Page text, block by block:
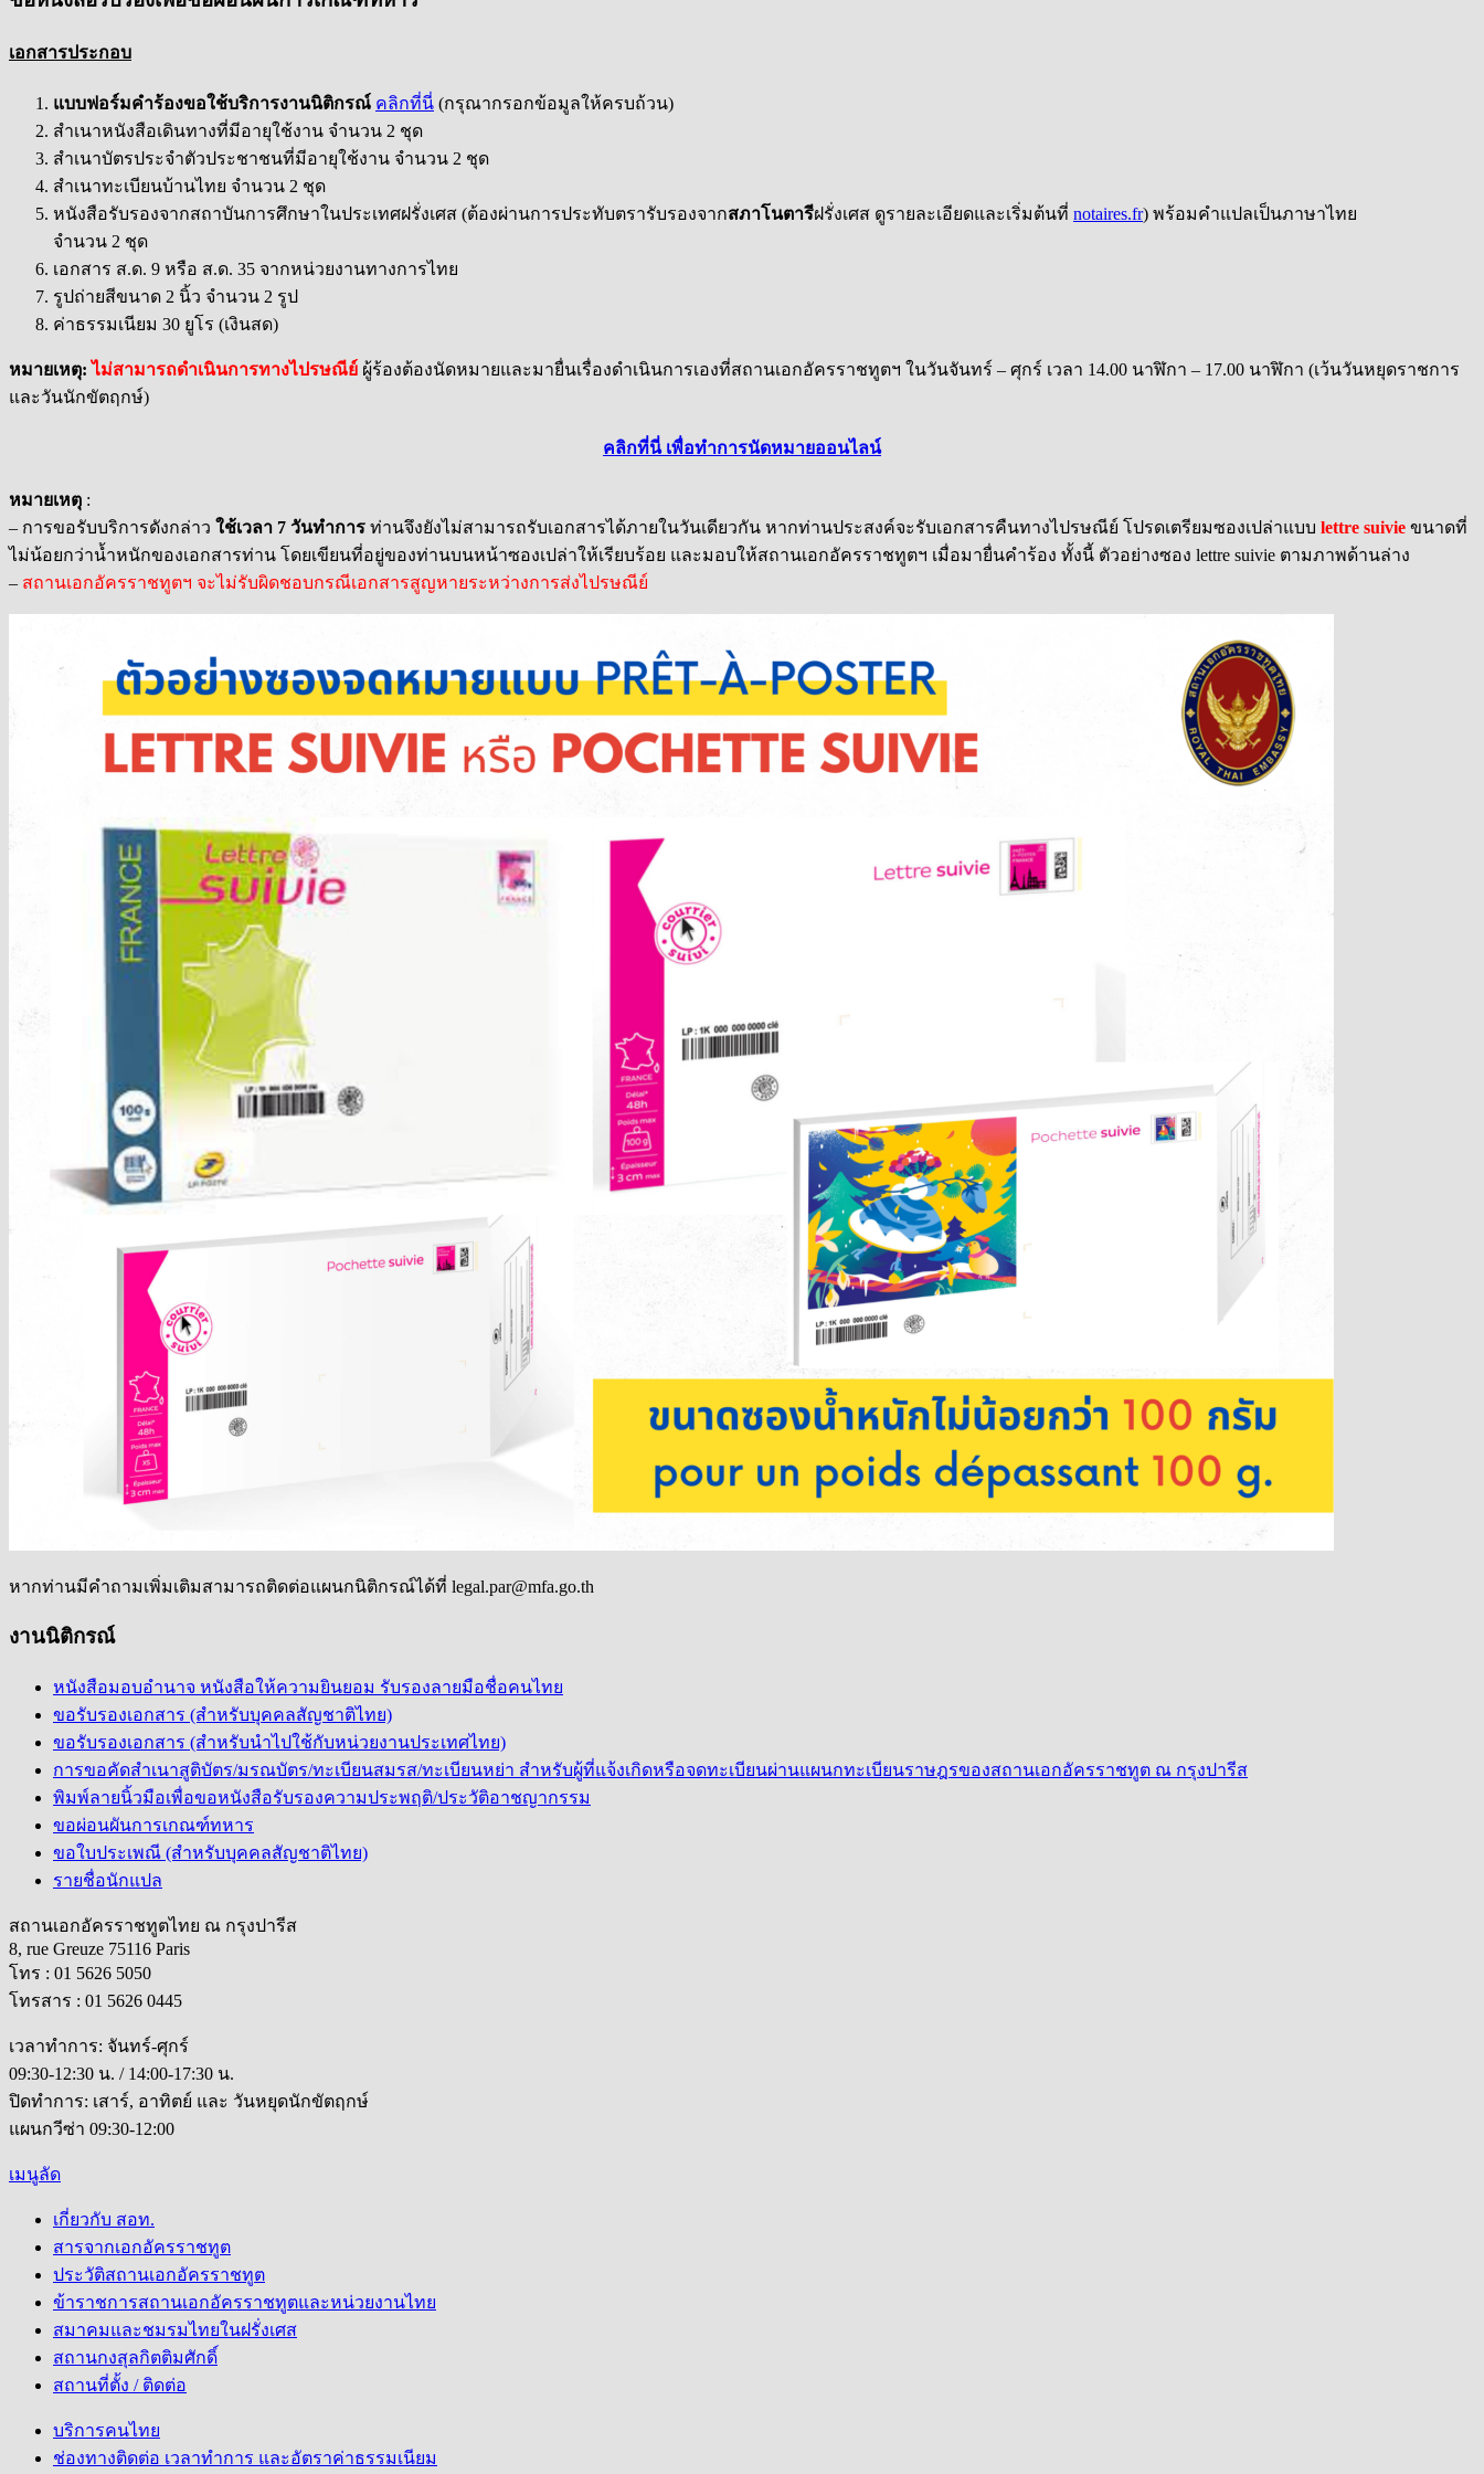
เอกสารประกอบ
แบบฟอร์มคำร้องขอใช้บริการงานนิติกรณ์ คลิกที่นี่ (กรุณากรอกข้อมูลให้ครบถ้วน)
สำเนาหนังสือเดินทางที่มีอายุใช้งาน จำนวน 2 ชุด
สำเนาบัตรประจำตัวประชาชนที่มีอายุใช้งาน จำนวน 2 ชุด
สำเนาทะเบียนบ้านไทย จำนวน 2 ชุด
หนังสือรับรองจากสถาบันการศึกษาในประเทศฝรั่งเศส (ต้องผ่านการประทับตรารับรองจากสภาโนตารีฝรั่งเศส ดูรายละเอียดและเริ่มต้นที่ notaires.fr) พร้อมคำแปลเป็นภาษาไทย
จำนวน 2 ชุด
เอกสาร ส.ด. 9 หรือ ส.ด. 35 จากหน่วยงานทางการไทย
รูปถ่ายสีขนาด 2 นิ้ว จำนวน 2 รูป
ค่าธรรมเนียม 30 ยูโร (เงินสด)
หมายเหตุ: ไม่สามารถดำเนินการทางไปรษณีย์ ผู้ร้องต้องนัดหมายและมายื่นเรื่องดำเนินการเองที่สถานเอกอัครราชทูตฯ ในวันจันทร์ – ศุกร์ เวลา 14.00 นาฬิกา – 17.00 นาฬิกา (เว้นวันหยุดราชการ
และวันนักขัตฤกษ์)
คลิกที่นี่ เพื่อทำการนัดหมายออนไลน์
หมายเหตุ :
– การขอรับบริการดังกล่าว ใช้เวลา 7 วันทำการ ท่านจึงยังไม่สามารถรับเอกสารได้ภายในวันเดียวกัน หากท่านประสงค์จะรับเอกสารคืนทางไปรษณีย์ โปรดเตรียมซองเปล่าแบบ lettre suivie ขนาดที่
ไม่น้อยกว่าน้ำหนักของเอกสารท่าน โดยเขียนที่อยู่ของท่านบนหน้าซองเปล่าให้เรียบร้อย และมอบให้สถานเอกอัครราชทูตฯ เมื่อมายื่นคำร้อง ทั้งนี้ ตัวอย่างซอง lettre suivie ตามภาพด้านล่าง
– สถานเอกอัครราชทูตฯ จะไม่รับผิดชอบกรณีเอกสารสูญหายระหว่างการส่งไปรษณีย์
หากท่านมีคำถามเพิ่มเติมสามารถติดต่อแผนกนิติกรณ์ได้ที่ legal.par@mfa.go.th
งานนิติกรณ์
หนังสือมอบอำนาจ หนังสือให้ความยินยอม รับรองลายมือชื่อคนไทย
ขอรับรองเอกสาร (สำหรับบุคคลสัญชาติไทย)
ขอรับรองเอกสาร (สำหรับนำไปใช้กับหน่วยงานประเทศไทย)
การขอคัดสำเนาสูติบัตร/มรณบัตร/ทะเบียนสมรส/ทะเบียนหย่า สำหรับผู้ที่แจ้งเกิดหรือจดทะเบียนผ่านแผนกทะเบียนราษฎรของสถานเอกอัครราชทูต ณ กรุงปารีส
พิมพ์ลายนิ้วมือเพื่อขอหนังสือรับรองความประพฤติ/ประวัติอาชญากรรม
ขอผ่อนผันการเกณฑ์ทหาร
ขอใบประเพณี (สำหรับบุคคลสัญชาติไทย)
รายชื่อนักแปล
สถานเอกอัครราชทูตไทย ณ กรุงปารีส
8, rue Greuze 75116 Paris
โทร : 01 5626 5050
โทรสาร : 01 5626 0445
เวลาทำการ: จันทร์-ศุกร์
09:30-12:30 น. / 14:00-17:30 น.
ปิดทำการ: เสาร์, อาทิตย์ และ วันหยุดนักขัตฤกษ์
แผนกวีซ่า 09:30-12:00
เมนูลัด
เกี่ยวกับ สอท.
สารจากเอกอัครราชทูต
ประวัติสถานเอกอัครราชทูต
ข้าราชการสถานเอกอัครราชทูตและหน่วยงานไทย
สมาคมและชมรมไทยในฝรั่งเศส
สถานกงสุลกิตติมศักดิ์
สถานที่ตั้ง / ติดต่อ
บริการคนไทย
ช่องทางติดต่อ เวลาทำการ และอัตราค่าธรรมเนียม